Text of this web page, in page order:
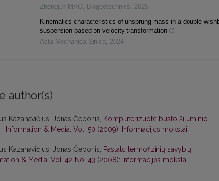
Zhengjun MAO, Biogeotechnics, 2025
Kinematics characteristics of unsprung mass in a double
suspension based on velocity transformation
Acta Mechanica Sinica, 2024
author(s)
Kazanavičius, Jonas Čeponis, Kompiuterizuoto būsto šiluminio
, Information & Media: Vol. 50 (2009): Informacijos mokslai
Kazanavičius, Jonas Čeponis, Pastato termofizinių savybių
& Media: Vol. 42 No. 43 (2008): Informacijos mokslai